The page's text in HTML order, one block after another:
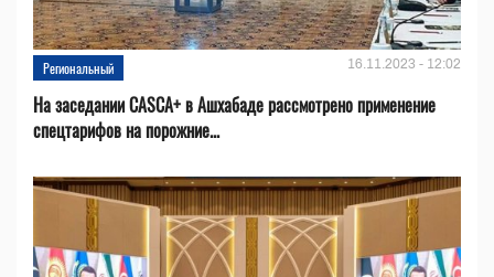
Региональный 16.11.2023 - 12:02
На заседании CASCA+ в Ашхабаде рассмотрено применение
спецтарифов на порожние...